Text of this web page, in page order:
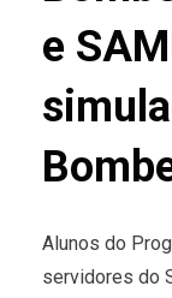
e
Alunos do
servidores do